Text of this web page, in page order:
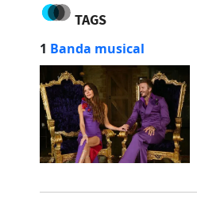
TAGS
1 Banda musical